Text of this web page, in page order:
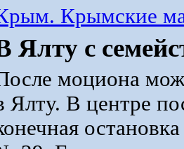
Крымские
Ялту с
моциона
Ялту. В центре